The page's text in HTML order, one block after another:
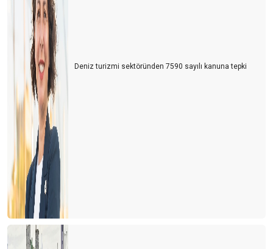
Deniz turizmi sektöründen 7590 sayılı kanuna tepki